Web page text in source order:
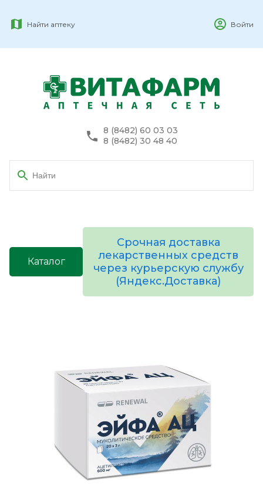
Найти аптеку Войти
8 (8482) 60 03 03
8 (8482) 30 48 40
Каталог
Срочная доставка
лекарственных средств
через курьерскую службу
(Яндекс.Доставка)